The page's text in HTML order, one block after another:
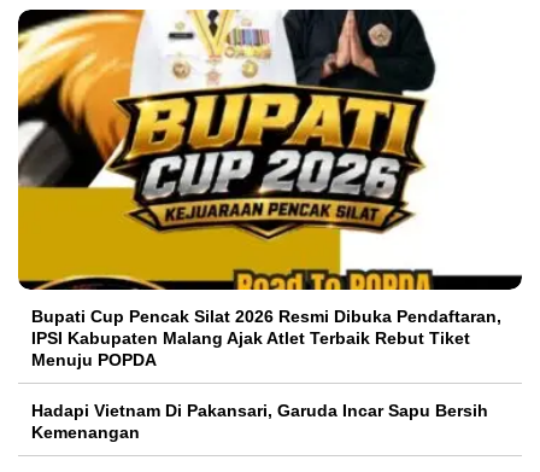
Bupati Cup Pencak Silat 2026 Resmi Dibuka Pendaftaran,
IPSI Kabupaten Malang Ajak Atlet Terbaik Rebut Tiket
Menuju POPDA
Hadapi Vietnam Di Pakansari, Garuda Incar Sapu Bersih
Kemenangan